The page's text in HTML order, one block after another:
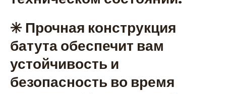
✳️ Прочная конструкция
батута обеспечит вам
устойчивость и
безопасность во время